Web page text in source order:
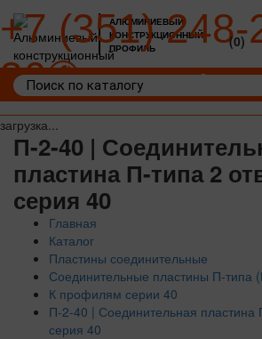
загрузка...
АЛЮМИНИЕВЫЙ
КОНСТРУКЦИОННЫЙ
ПРОФИЛЬ
+7 (351) 248-
36
(0)
П-2-40 |
пластина П-типа 2
серия 40
Главная
Каталог
Пластины соединительные
Соединительные пластины П-типа
К профилям серии 40
П-2-40 | Соединительная пластина
серия 40